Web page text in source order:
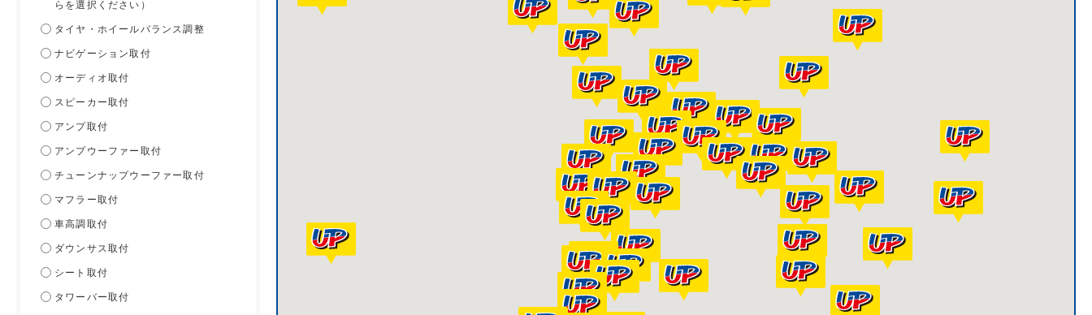
らを選択ください）
タイヤ・ホイールバランス調整
ナビゲーション取付
オーディオ取付
スピーカー取付
アンプ取付
アンプウーファー取付
チューンナップウーファー取付
マフラー取付
車高調取付
ダウンサス取付
シート取付
タワーバー取付